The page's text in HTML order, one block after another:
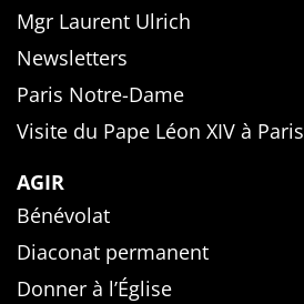
Mgr Laurent Ulrich
Newsletters
Paris Notre-Dame
Visite du Pape Léon XIV à Paris
AGIR
Bénévolat
Diaconat permanent
Donner à l’Église